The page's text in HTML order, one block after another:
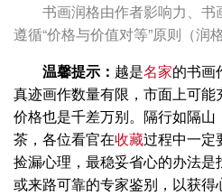
书画润格由作者影响力、
遵循“价格与价值对等”原则（润
温馨提示： 越是名家的书画
真迹画作数量有限，市面上可能
价格也是千差万别。隔行如隔
茶，各位看官在收藏过程中一定
捡漏心理，最稳妥省心的办法
或来路可靠的专家鉴别，以获得